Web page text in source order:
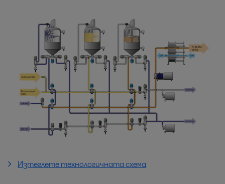
Изтеглете технологичната схема